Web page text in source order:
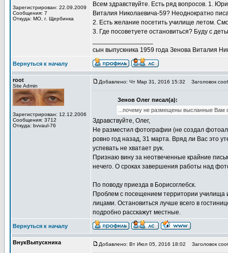
Зарегистрирован: 22.09.2009
Сообщения: 7
Откуда: МО, г. Щербинка
Всем здравствуйте. Есть ряд вопросов. 1.
Виталия Николаевича-59? Неоднократно
2. Есть желание посетить училище летом.
3. Где посоветуете остановиться? Буду с
сын выпускника 1959 года Зенова Виталия
Вернуться к началу
root
Site Admin
Зарегистрирован: 12.12.2006
Сообщения: 3712
Откуда: bvvaul-76
Добавлено: Чт Мар 31, 2016 15:32 Заголовок
Зенов Олег писал(а):
...почему не размещены высланные Вам
Здравствуйте, Олег,
Не разместил фотографии (не создал
ровно год назад, 31 марта. Вряд ли Вас это
успевать не хватает рук.
Признаю вину за неотвеченные крайние
нечего. О сроках завершения работы над
По поводу приезда в Борисоглебск.
Проблем с посещением территории училища
лицами. Остановиться лучше всего в
подробно расскажут местные.
Вернуться к началу
ВнукВыпускника Добавлено: Вт Июл 05, 2016 18:02 Заголовок